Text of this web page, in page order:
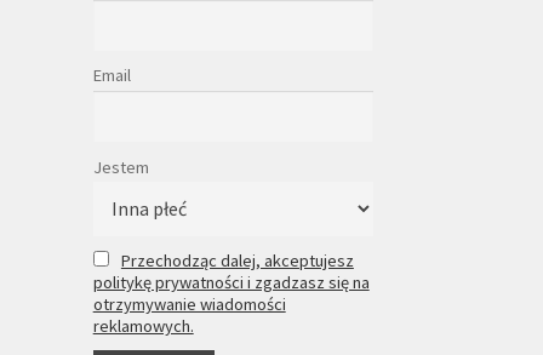
Email
Jestem
Przechodząc dalej, akceptujesz
politykę prywatności i zgadzasz się na
otrzymywanie wiadomości
reklamowych.